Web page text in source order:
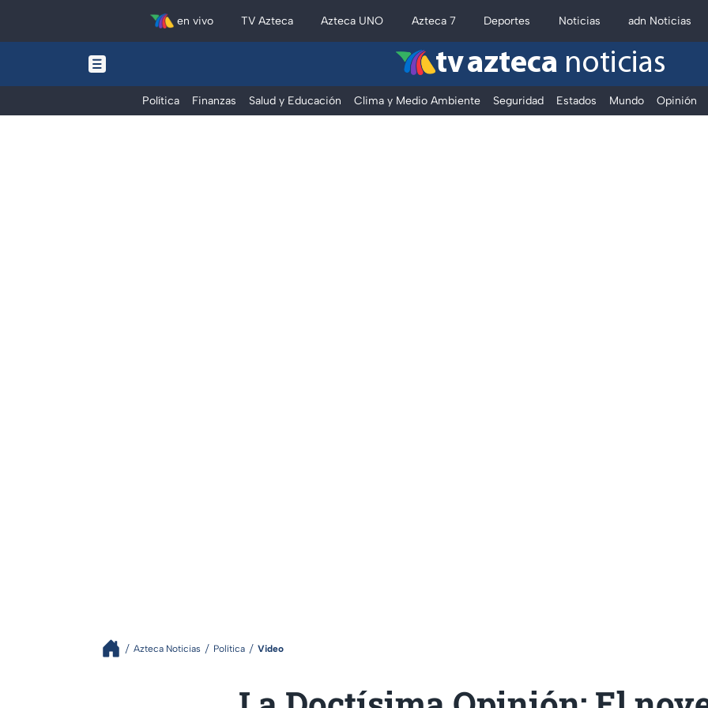
en vivo TV Azteca Azteca UNO Azteca 7 Deportes Noticias adn Noticias
tv azteca noticias
Política Finanzas Salud y Educación Clima y Medio Ambiente Seguridad Estados Mundo Opinión
Azteca Noticias Política Video